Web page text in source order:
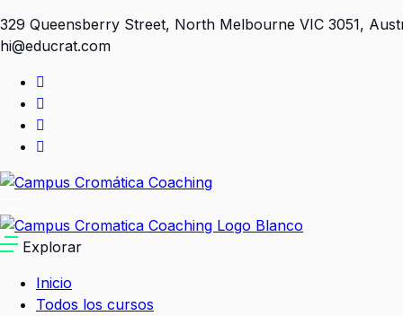
329 Queensberry Street, North Melbourne VIC 3051,
hi@educrat.com
Explorar
Inicio
Todos los cursos